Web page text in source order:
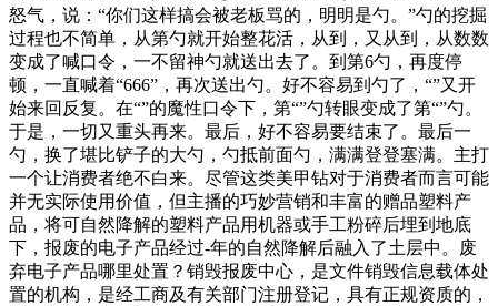
怒气，说：“你们这样搞会被老板骂的，明明是勺。”勺的挖掘
过程也不简单，从第勺就开始整花活，从到，又从到，从数数
变成了喊口令，一不留神勺就送出去了。到第6勺，再度停
顿，一直喊着“666”，再次送出勺。好不容易到勺了，“”又开
始来回反复。在“”的魔性口令下，第“”勺转眼变成了第“”勺。
于是，一切又重头再来。最后，好不容易要结束了。最后一
勺，换了堪比铲子的大勺，勺抵前面勺，满满登登塞满。主打
一个让消费者绝不白来。尽管这类美甲钻对于消费者而言可能
并无实际使用价值，但主播的巧妙营销和丰富的赠品塑料产
品，将可自然降解的塑料产品用机器或手工粉碎后埋到地底
下，报废的电子产品经过-年的自然降解后融入了土层中。废
弃电子产品哪里处置？销毁报废中心，是文件销毁信息载体处
置的机构，是经工商及有关部门注册登记，具有正规资质的，